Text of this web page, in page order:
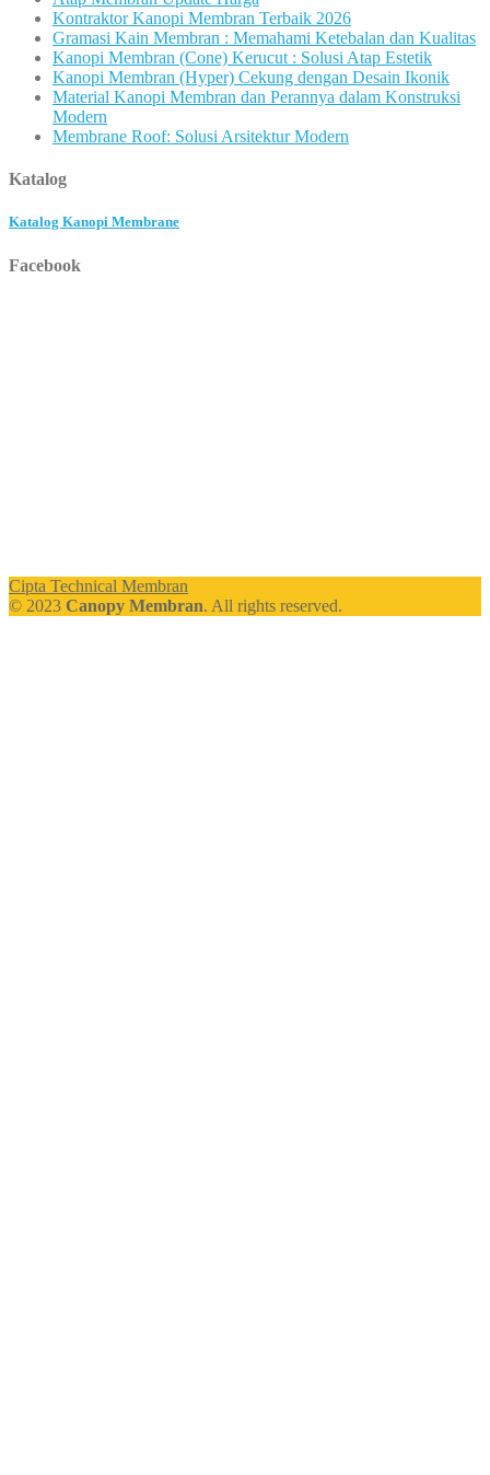
Kontraktor Kanopi Membran Terbaik 2026
Gramasi Kain Membran : Memahami Ketebalan dan Kualitas
Kanopi Membran (Cone) Kerucut : Solusi Atap Estetik
Kanopi Membran (Hyper) Cekung dengan Desain Ikonik
Material Kanopi Membran dan Perannya dalam Konstruksi
Modern
Membrane Roof: Solusi Arsitektur Modern
Katalog
Katalog Kanopi Membrane
Facebook
Cipta Technical Membran
© 2023 Canopy Membran. All rights reserved.